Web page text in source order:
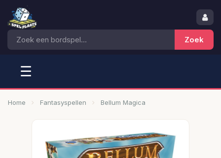
☰
Home Fantasyspellen Bellum Magica